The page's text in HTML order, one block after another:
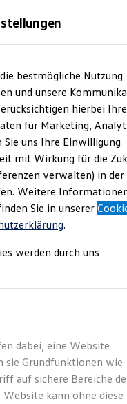
Gebrauchtwagen
Gebrauchtwagen
Leasing
bestmögliche Nutzung
und unsere
hierbei Ihre
für Marketing,
uns Ihre Einwilligung
mit Wirkung für die
verwalten) in der
Weitere
Sie in unserer
.
werden durch uns
dabei, eine Website
sie Grundfunktionen wie
auf sichere Bereiche
kann ohne diese